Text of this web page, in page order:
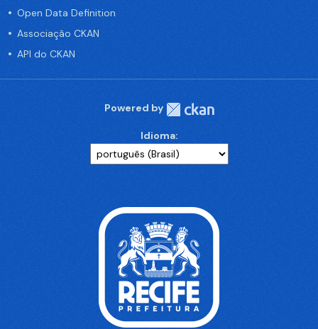
Open Data Definition
Associação CKAN
API do CKAN
Powered by
Idioma